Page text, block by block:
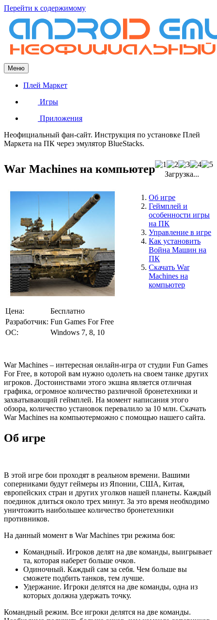
Перейти к содержимому
Меню
Плей Маркет
Игры
Приложения
Неофициальный фан-сайт. Инструкция по установке Плей
Маркета на ПК через эмулятор BlueStacks.
War Machines на компьютер Загрузка...
Об игре
Геймплей и
особенности игры
на ПК
Управление в игре
Как установить
Война Машин на
ПК
Скачать War
Machines на
компьютер
Цена:
Бесплатно
Разработчик: Fun Games For Free
ОС:
Windows 7, 8, 10
War Machines – интересная онлайн-игра от студии Fun Games
For Free, в которой вам нужно одолеть на своем танке других
игроков. Достоинствами этого экшна является отличная
графика, огромное количество различной бронетехники и
захватывающий геймплей. На момент написания этого
обзора, количество установок перевалило за 10 млн. Скачать
War Machines на компьютерможно с помощью нашего сайта.
Об игре
В этой игре бои проходят в реальном времени. Вашими
соперниками будут геймеры из Японии, США, Китая,
европейских стран и других уголков нашей планеты. Каждый
поединок длиться около трех минут. За это время необходимо
уничтожить наибольшее количество бронетехники
противников.
На данный момент в War Machines три режима боя:
Командный. Игроков делят на две команды, выигрывает
та, которая наберет больше очков.
Одиночный. Каждый сам за себя. Чем больше вы
сможете подбить танков, тем лучше.
Удержание. Игроки делятся на две команды, одна из
которых должна удержать точку.
Командный режим. Все игроки делятся на две команды.